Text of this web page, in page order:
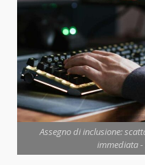
Assegno di inclusione:
immediata